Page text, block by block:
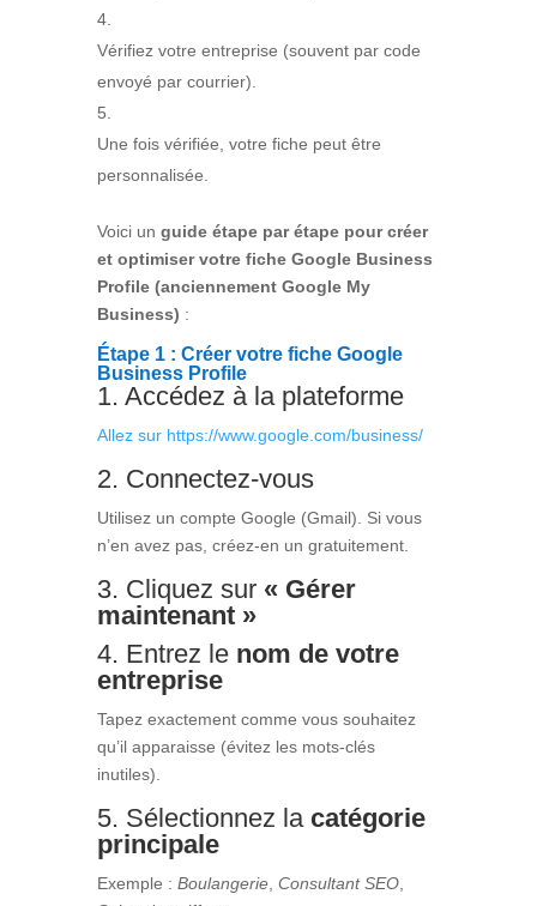
Vérifiez votre entreprise (souvent par code
envoyé par courrier).
Une fois vérifiée, votre fiche peut être
personnalisée.
Voici un guide étape par étape pour créer
et optimiser votre fiche Google Business
Profile (anciennement Google My
Business) :
Étape 1 : Créer votre fiche Google
Business Profile
1. Accédez à la plateforme
Allez sur https://www.google.com/business/
2. Connectez-vous
Utilisez un compte Google (Gmail). Si vous
n’en avez pas, créez-en un gratuitement.
3. Cliquez sur « Gérer
maintenant »
4. Entrez le nom de votre
entreprise
Tapez exactement comme vous souhaitez
qu’il apparaisse (évitez les mots-clés
inutiles).
5. Sélectionnez la catégorie
principale
Exemple : Boulangerie, Consultant SEO,